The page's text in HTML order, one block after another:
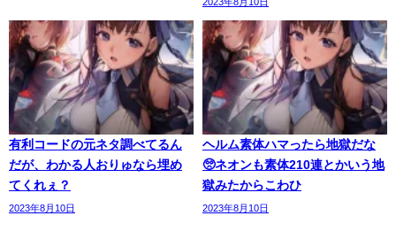
有利コードの元ネタ調べてるん
だが、わかる人おりゅなら埋め
てくれぇ？
2023年8月10日
ヘルム素体ハマったら地獄だな
🥺ネオンも素体210連とかいう地
獄みたからこわひ
2023年8月10日